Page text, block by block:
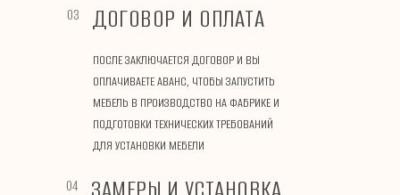
ПОСЛЕ ЗАКЛЮЧАЕТСЯ ДОГОВОР И ВЫ
ОПЛАЧИВАЕТЕ АВАНС, ЧТОБЫ ЗАПУСТИТЬ
МЕБЕЛЬ В ПРОИЗВОДСТВО НА ФАБРИКЕ И
ПОДГОТОВКИ ТЕХНИЧЕСКИХ ТРЕБОВАНИЙ
ДЛЯ УСТАНОВКИ МЕБЕЛИ
03 ДОГОВОР И ОПЛАТА
04